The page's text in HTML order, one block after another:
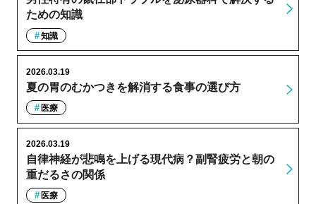
ための知識
知識
夏の胃のむかつきを解消する食事の選び方
2026.03.19
医療
自律神経が悲鳴を上げる現代病？副腎疲労と朝の
重だるさの関係
2026.03.19
医療